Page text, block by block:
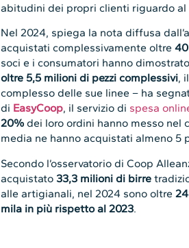
abitudini dei propri clienti riguardo al
Nel 2024, spiega la nota diffusa
acquistati complessivamente oltre40
soci e i consumatori hanno
oltre 5,5 milioni di pezzi complessivi, il
complesso delle sue linee – ha
di EasyCoop, il servizio di spesa
20% dei loro ordini hanno messo
media ne hanno acquistati almeno 5
Secondo l’osservatorio di Coop
acquistato 33,3 milioni di birre
alle artigianali, nel 2024 sono oltre
mila in più rispetto al 2023.